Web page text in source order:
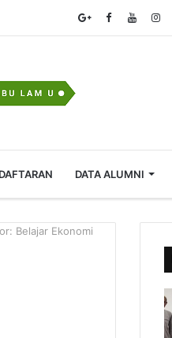
DATA ALUMNI
Belajar Ekonomi